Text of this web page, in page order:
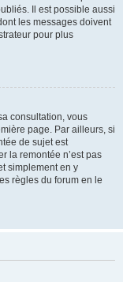
Il est possible aussi
les messages doivent
pour plus
consultation, vous
page. Par ailleurs, si
de sujet est
la remontée n’est pas
simplement en y
règles du forum en le